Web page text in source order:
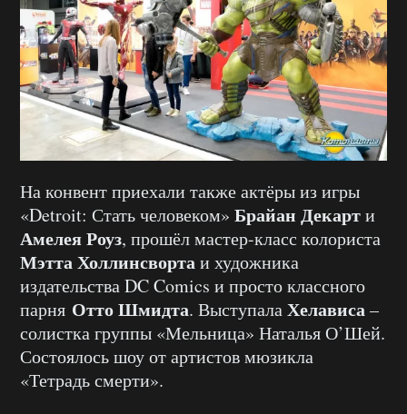
На конвент приехали также актёры из игры
«Detroit: Стать человеком» Брайан Декарти
Амелея Роуз, прошёл мастер-класс колориста
Мэтта Холлинсвортаи художника
издательства DC Comics и просто классного
парня Отто Шмидта. ВыступалаХелависа–
солистка группы «Мельница» Наталья О’Шей.
Состоялось шоу от артистов мюзикла
«Тетрадь смерти».